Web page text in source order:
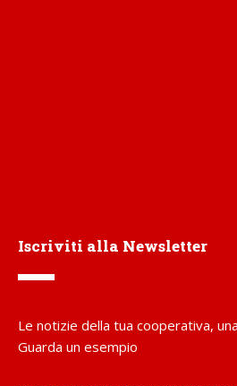
Iscriviti alla Newsletter
Le notizie della tua cooperativa,
Guarda un esempio